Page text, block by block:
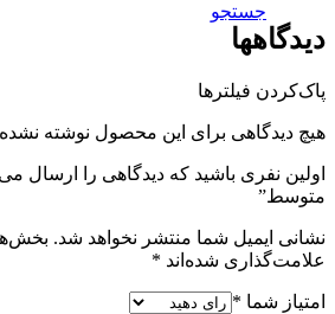
جستجو
دیدگاهها
پاک‌کردن فیلترها
هیچ دیدگاهی برای این محصول نوشته
متوسط”
نشانی ایمیل شما منتشر نخواهد شد.
علامت‌گذاری شده‌اند *
امتیاز شما *